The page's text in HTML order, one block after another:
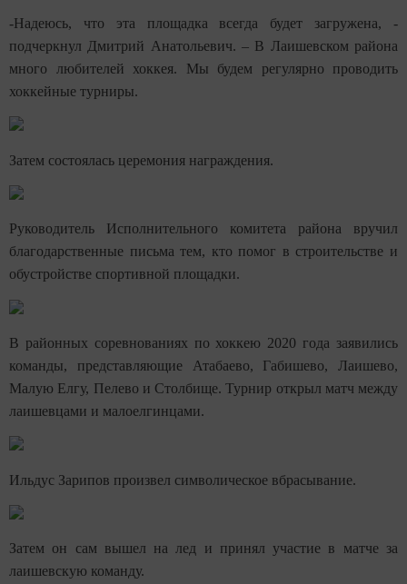
-Надеюсь, что эта площадка всегда будет загружена, -
подчеркнул Дмитрий Анатольевич. – В Лаишевском района
много любителей хоккея. Мы будем регулярно проводить
хоккейные турниры.
Затем состоялась церемония награждения.
Руководитель Исполнительного комитета района вручил
благодарственные письма тем, кто помог в строительстве и
обустройстве спортивной площадки.
В районных соревнованиях по хоккею 2020 года заявились
команды, представляющие Атабаево, Габишево, Лаишево,
Малую Елгу, Пелево и Столбище. Турнир открыл матч между
лаишевцами и малоелгинцами.
Ильдус Зарипов произвел символическое вбрасывание.
Затем он сам вышел на лед и принял участие в матче за
лаишевскую команду.